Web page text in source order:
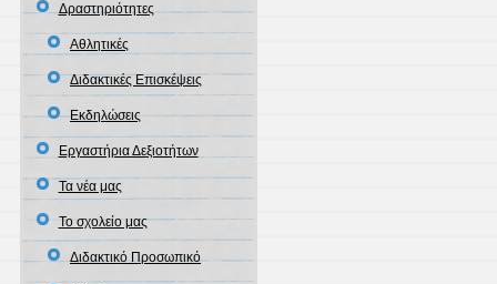
Δραστηριότητες
Αθλητικές
Διδακτικές Επισκέψεις
Εκδηλώσεις
Εργαστήρια Δεξιοτήτων
Τα νέα μας
Το σχολείο μας
Διδακτικό Προσωπικό